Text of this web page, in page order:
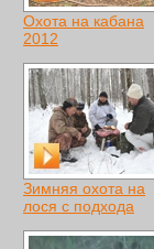
Охота на кабана
2012
Зимняя охота на
лося с подхода